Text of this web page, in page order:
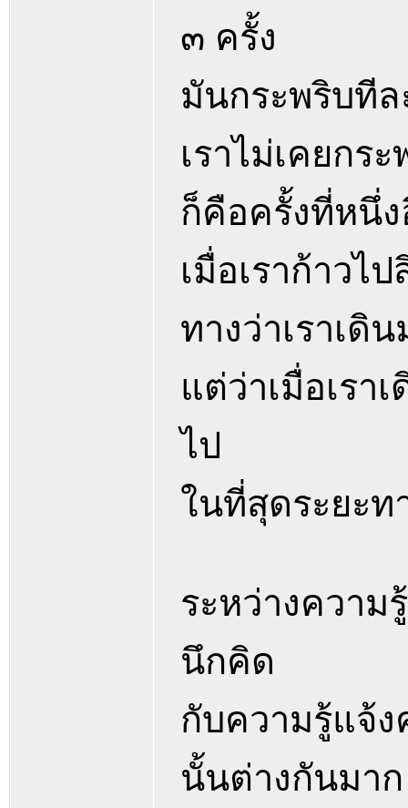
๓ ครั้ง
มันกระพริบที
เราไม่เคยกร
ก็คือครั้งที่หนึ่
เมื่อเราก้าวไ
ทางว่าเราเดิ
แต่ว่าเมื่อเรา
ไป
ในที่สุดระยะท
ระหว่างความ
นึกคิด
กับความรู้แจ้
นั้นต่างกันมาก